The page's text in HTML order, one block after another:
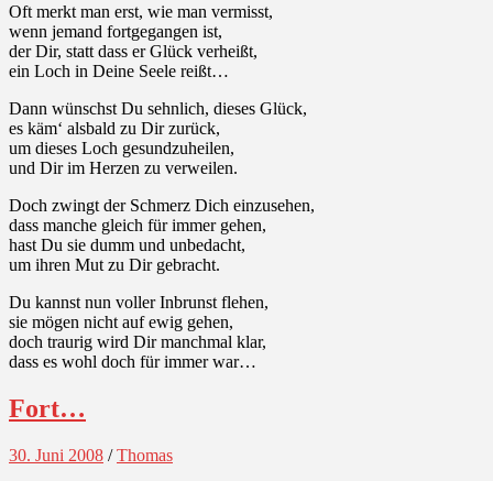
Oft merkt man erst, wie man vermisst,
wenn jemand fortgegangen ist,
der Dir, statt dass er Glück verheißt,
ein Loch in Deine Seele reißt…
Dann wünschst Du sehnlich, dieses Glück,
es käm‘ alsbald zu Dir zurück,
um dieses Loch gesundzuheilen,
und Dir im Herzen zu verweilen.
Doch zwingt der Schmerz Dich einzusehen,
dass manche gleich für immer gehen,
hast Du sie dumm und unbedacht,
um ihren Mut zu Dir gebracht.
Du kannst nun voller Inbrunst flehen,
sie mögen nicht auf ewig gehen,
doch traurig wird Dir manchmal klar,
dass es wohl doch für immer war…
Fort…
30. Juni 2008 /Thomas